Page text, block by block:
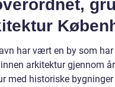
har vært en by som
arkitektur gjennom
med historiske